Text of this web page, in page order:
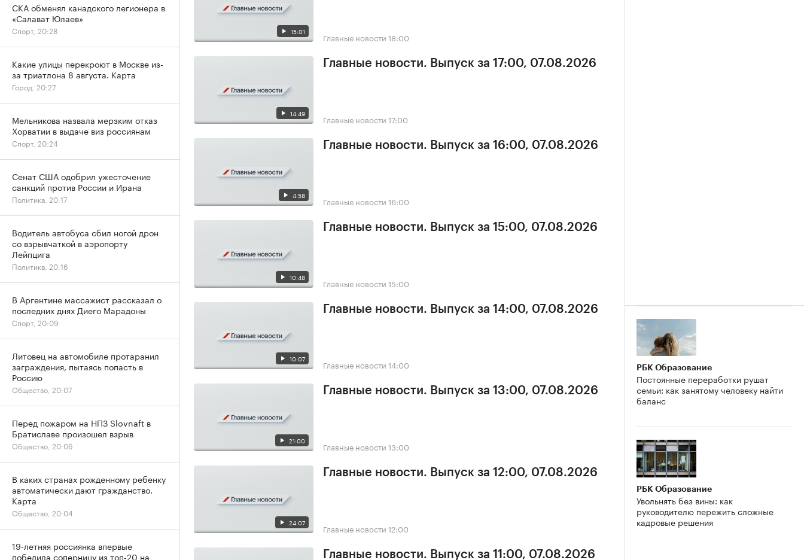
15:01 Главные новости 18:00
14:49
Главные новости. Выпуск за 17:00, 07.08.2026
Главные новости 17:00
4:58
Главные новости. Выпуск за 16:00, 07.08.2026
Главные новости 16:00
10:48
Главные новости. Выпуск за 15:00, 07.08.2026
Главные новости 15:00
10:07
Главные новости. Выпуск за 14:00, 07.08.2026
Главные новости 14:00
21:00
Главные новости. Выпуск за 13:00, 07.08.2026
Главные новости 13:00
24:07
Главные новости. Выпуск за 12:00, 07.08.2026
Главные новости 12:00
Главные новости. Выпуск за 11:00, 07.08.2026
РБК Образование
Постоянные переработки рушат
семьи: как занятому человеку найти
баланс
РБК Образование
Увольнять без вины: как
руководителю пережить сложные
кадровые решения
СКА обменял канадского легионера в
«Салават Юлаев»
Спорт, 20:28
Какие улицы перекроют в Москве из-
за триатлона 8 августа. Карта
Город, 20:27
Мельникова назвала мерзким отказ
Хорватии в выдаче виз россиянам
Спорт, 20:24
Сенат США одобрил ужесточение
санкций против России и Ирана
Политика, 20:17
Водитель автобуса сбил ногой дрон
со взрывчаткой в аэропорту
Лейпцига
Политика, 20:16
В Аргентине массажист рассказал о
последних днях Диего Марадоны
Спорт, 20:09
Литовец на автомобиле протаранил
заграждения, пытаясь попасть в
Россию
Общество, 20:07
Перед пожаром на НПЗ Slovnaft в
Братиславе произошел взрыв
Общество, 20:06
В каких странах рожденному ребенку
автоматически дают гражданство.
Карта
Общество, 20:04
19-летняя россиянка впервые
победила соперницу из топ-20 на